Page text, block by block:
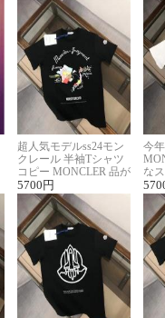
超人気モデルss24モン
クレール 半袖Tシャツ
コピー MONCLER 品が
良く見た目
5700 円
今
な
ル